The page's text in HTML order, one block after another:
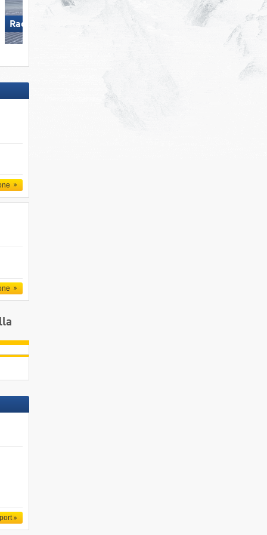
Racines-Giovo Solda all'Ortles